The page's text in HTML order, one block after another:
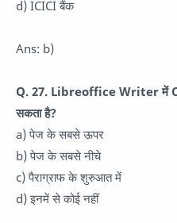
d) ICICI बैंक
Ans: b)
Q. 27. Libreoffice Writer में
सकता है?
a) पेज के सबसे ऊपर
b) पेज के सबसे नीचे
c) पैराग्राफ के शुरुआत में
d) इनमें से कोई नहीं